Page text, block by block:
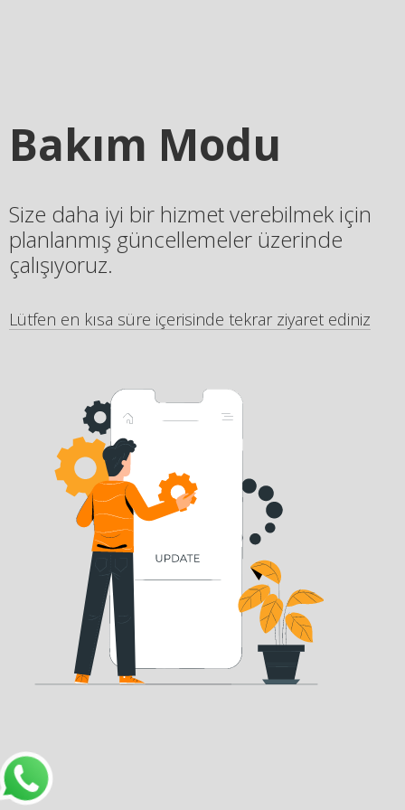
Bakım Modu
Size daha iyi bir hizmet verebilmek için
planlanmış güncellemeler üzerinde
çalışıyoruz.
Lütfen en kısa süre içerisinde tekrar ziyaret ediniz